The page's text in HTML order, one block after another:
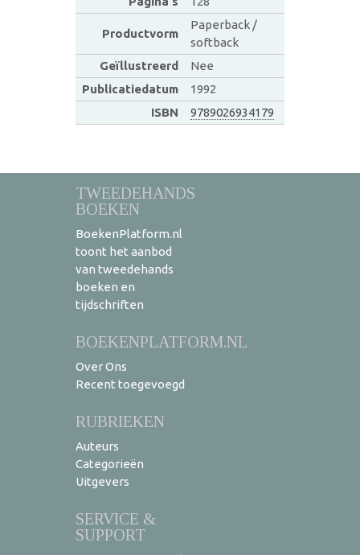
Productvorm
Paperback /
softback
Geïllustreerd
Nee
Publicatiedatum
1992
ISBN
9789026934179
TWEEDEHANDS
BOEKEN
BoekenPlatform.nl
toont het aanbod
van tweedehands
boeken en
tijdschriften
BOEKENPLATFORM.NL
Over Ons
Recent toegevoegd
RUBRIEKEN
Auteurs
Categorieën
Uitgevers
SERVICE &
SUPPORT